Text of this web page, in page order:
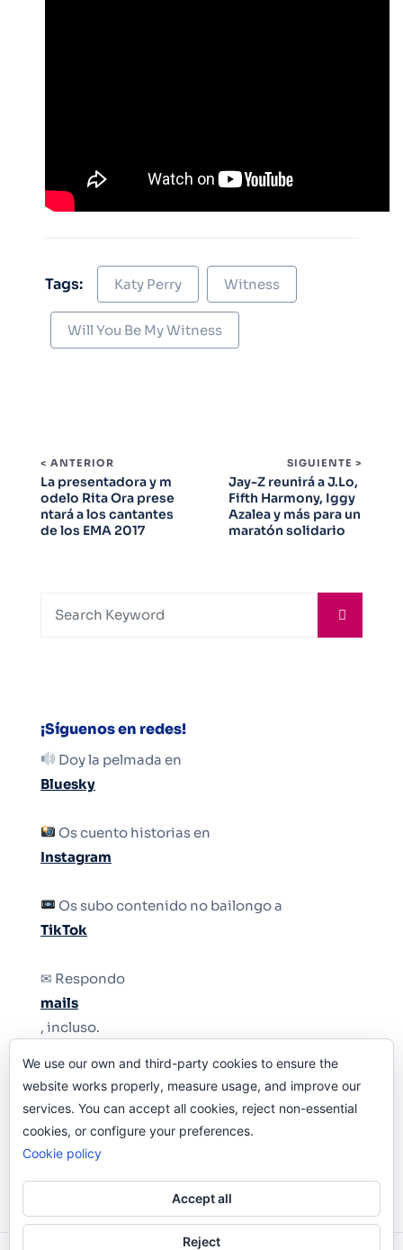
Tags: Katy Perry Witness
Will You Be My Witness
< ANTERIOR
La presentadora y m
odelo Rita Ora prese
ntará a los cantantes
de los EMA 2017
SIGUIENTE >
Jay-Z reunirá a J.Lo,
Fifth Harmony, Iggy
Azalea y más para un
maratón solidario
¡Síguenos en redes!
Doy la pelmada en
Bluesky
Os cuento historias en
Instagram
Os subo contenido no bailongo a
TikTok
✉ Respondo
mails
, incluso.
Y si una persona no puede tener teléfono, que
le quiten el teléfono.
We use our own and third-party cookies to ensure the
website works properly, measure usage, and improve our
services. You can accept all cookies, reject non-essential
cookies, or configure your preferences.
Cookie policy
Accept all
Reject